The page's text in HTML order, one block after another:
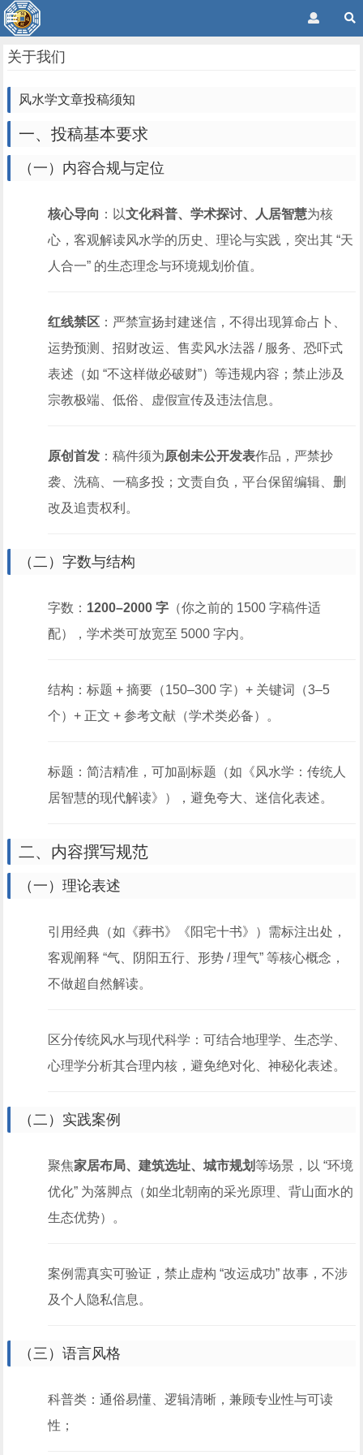
关于我们
风水学文章投稿须知
一、投稿基本要求
（一）内容合规与定位
核心导向 ：以文化科普、学术探讨、人居智慧为核
心，客观解读风水学的历史、理论与实践，突出其 “天
人合一” 的生态理念与环境规划价值。
红线禁区 ：严禁宣扬封建迷信，不得出现算命占卜、
运势预测、招财改运、售卖风水法器 / 服务、恐吓式
表述（如 “不这样做必破财”）等违规内容；禁止涉及
宗教极端、低俗、虚假宣传及违法信息。
原创首发 ：稿件须为原创未公开发表作品，严禁抄
袭、洗稿、一稿多投；文责自负，平台保留编辑、删
改及追责权利。
（二）字数与结构
字数： 1200–2000 字 （你之前的 1500 字稿件适
配），学术类可放宽至 5000 字内。
结构：标题 + 摘要（150–300 字）+ 关键词（3–5
个）+ 正文 + 参考文献（学术类必备）。
标题：简洁精准，可加副标题（如《风水学：传统人
居智慧的现代解读》），避免夸大、迷信化表述。
二、内容撰写规范
（一）理论表述
引用经典（如《葬书》《阳宅十书》）需标注出处，
客观阐释 “气、阴阳五行、形势 / 理气” 等核心概念，
不做超自然解读。
区分传统风水与现代科学：可结合地理学、生态学、
心理学分析其合理内核，避免绝对化、神秘化表述。
（二）实践案例
聚焦家居布局、建筑选址、城市规划 等场景，以 “环境
优化” 为落脚点（如坐北朝南的采光原理、背山面水的
生态优势）。
案例需真实可验证，禁止虚构 “改运成功” 故事，不涉
及个人隐私信息。
（三）语言风格
科普类：通俗易懂、逻辑清晰，兼顾专业性与可读
性；